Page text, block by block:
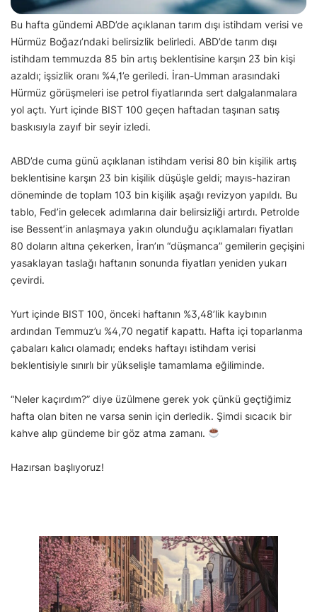
Bu hafta gündemi ABD’de açıklanan tarım dışı istihdam verisi ve
Hürmüz Boğazı’ndaki belirsizlik belirledi. ABD’de tarım dışı
istihdam temmuzda 85 bin artış beklentisine karşın 23 bin kişi
azaldı; işsizlik oranı %4,1’e geriledi. İran-Umman arasındaki
Hürmüz görüşmeleri ise petrol fiyatlarında sert dalgalanmalara
yol açtı. Yurt içinde BIST 100 geçen haftadan taşınan satış
baskısıyla zayıf bir seyir izledi.
ABD’de cuma günü açıklanan istihdam verisi 80 bin kişilik artış
beklentisine karşın 23 bin kişilik düşüşle geldi; mayıs-haziran
döneminde de toplam 103 bin kişilik aşağı revizyon yapıldı. Bu
tablo, Fed’in gelecek adımlarına dair belirsizliği artırdı. Petrolde
ise Bessent’in anlaşmaya yakın olunduğu açıklamaları fiyatları
80 doların altına çekerken, İran’ın “düşmanca” gemilerin geçişini
yasaklayan taslağı haftanın sonunda fiyatları yeniden yukarı
çevirdi.
Yurt içinde BIST 100, önceki haftanın %3,48’lik kaybının
ardından Temmuz’u %4,70 negatif kapattı. Hafta içi toparlanma
çabaları kalıcı olamadı; endeks haftayı istihdam verisi
beklentisiyle sınırlı bir yükselişle tamamlama eğiliminde.
“Neler kaçırdım?” diye üzülmene gerek yok çünkü geçtiğimiz
hafta olan biten ne varsa senin için derledik. Şimdi sıcacık bir
kahve alıp gündeme bir göz atma zamanı.
Hazırsan başlıyoruz!